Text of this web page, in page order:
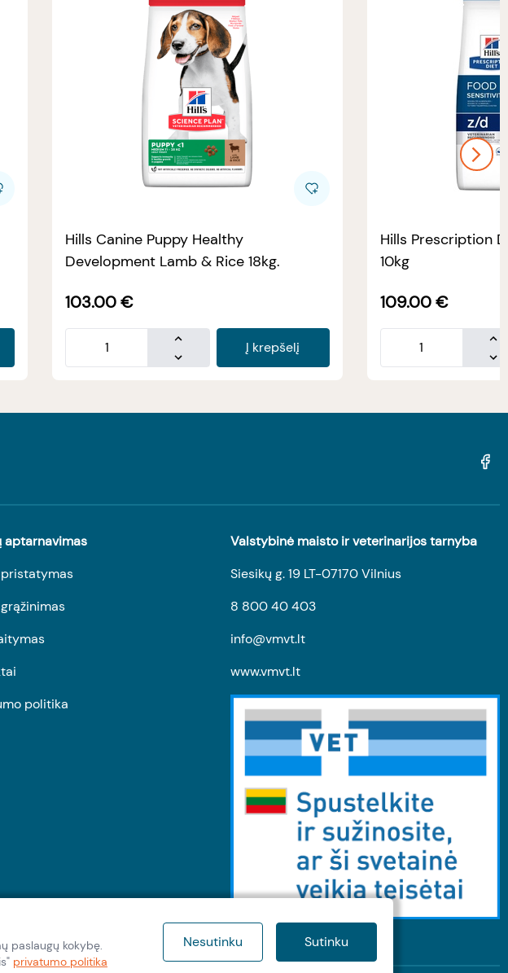
paslaugų kokybę.
privatumo politika
Nesutinku Sutinku
Hills Canine Puppy Healthy
Development Lamb & Rice 18kg.
103.00 €
Į krepšelį
Hills Prescription
10kg
109.00 €
aptarnavimas
pristatymas
politika
Valstybinė maisto ir veterinarijos tarnyba
Siesikų g. 19 LT-07170 Vilnius
8 800 40 403
info@vmvt.lt
www.vmvt.lt